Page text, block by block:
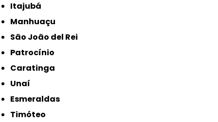
Itajubá
Manhuaçu
São João del Rei
Patrocínio
Caratinga
Unaí
Esmeraldas
Timóteo